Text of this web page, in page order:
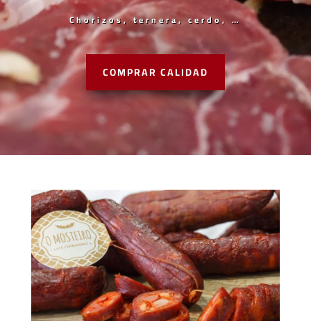
Chorizos, ternera, cerdo, …
COMPRAR CALIDAD